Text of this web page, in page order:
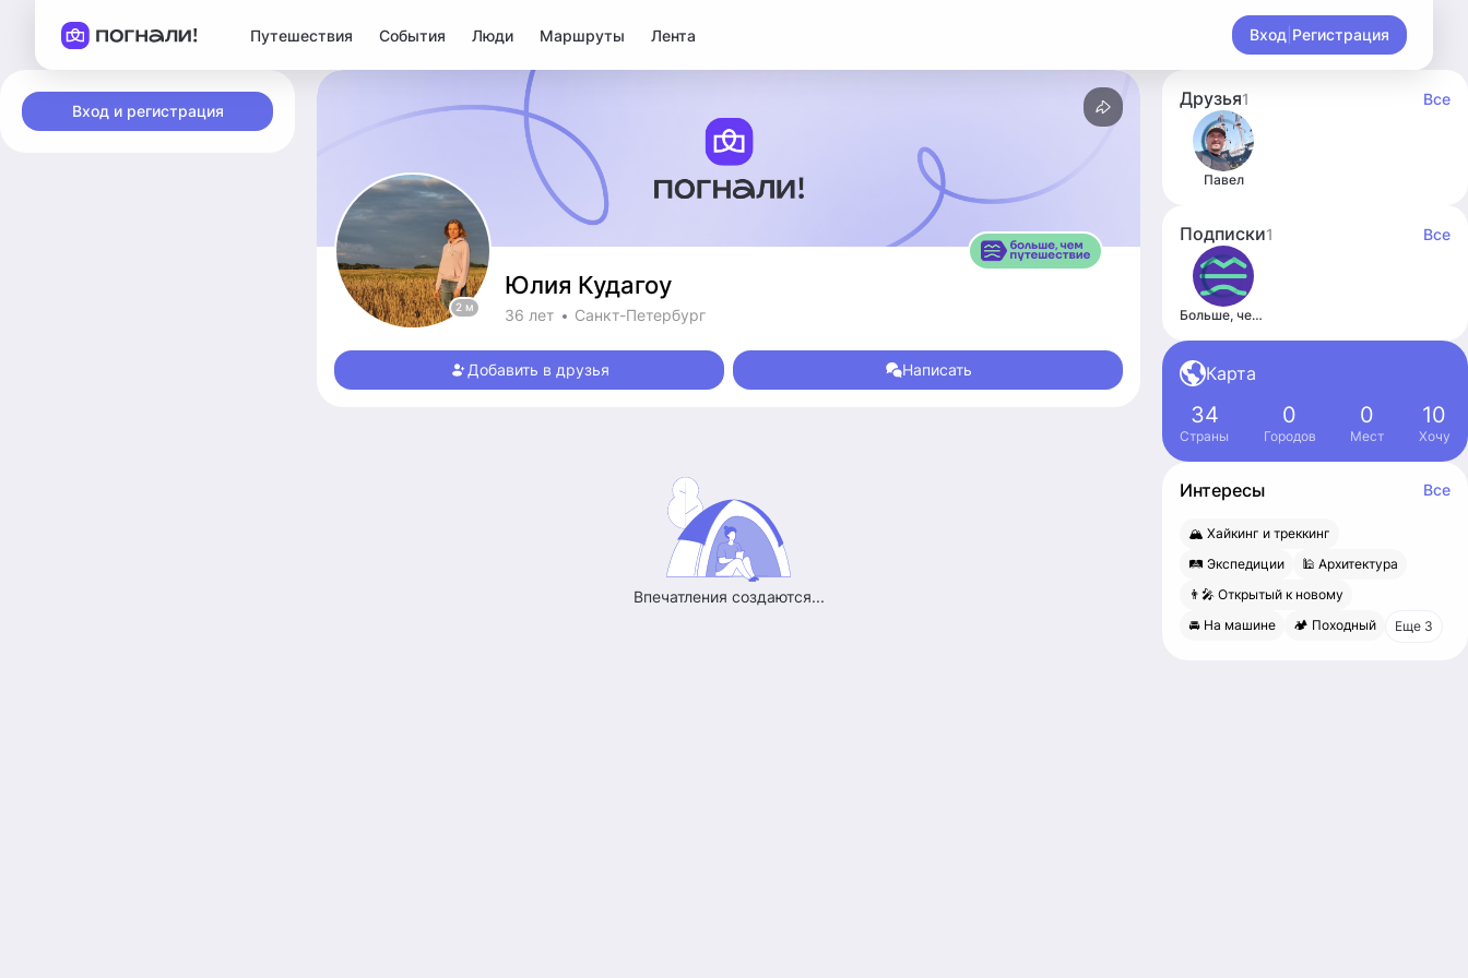
Путешествия События Люди Маршруты Лента Вход Регистрация
Вход и регистрация
2 м
Юлия Кудагоу
36 лет Санкт-Петербург
Добавить в друзья Написать
Впечатления создаются...
Друзья1 Все
Павел
Подписки1 Все
Больше, чем путешествие
Карта
34
Страны
0
Городов
0
Мест
10
Хочу
Интересы Все
🏔 Хайкинг и треккинг
🛤 Экспедиции
🕌 Архитектура
👨‍🎤 Открытый к новому
🚘 На машине
🏕 Походный Еще 3